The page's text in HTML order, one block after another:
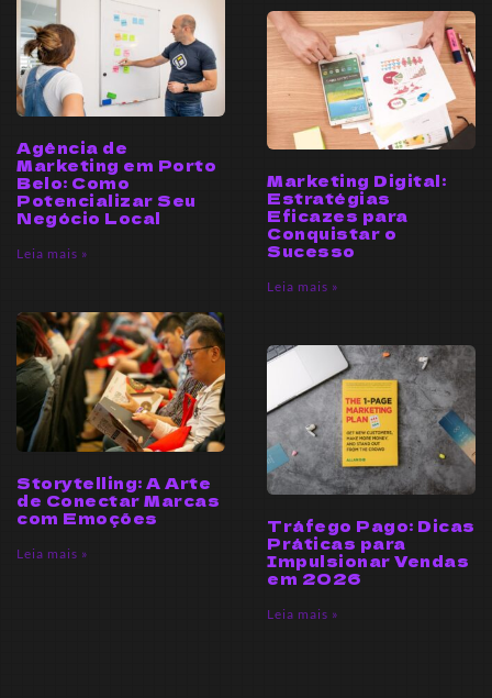
Agência de
Marketing em Porto
Belo: Como
Potencializar Seu
Negócio Local
Leia mais »
Marketing Digital:
Estratégias
Eficazes para
Conquistar o
Sucesso
Leia mais »
Storytelling: A Arte
de Conectar Marcas
com Emoções
Leia mais »
Tráfego Pago: Dicas
Práticas para
Impulsionar Vendas
em 2026
Leia mais »